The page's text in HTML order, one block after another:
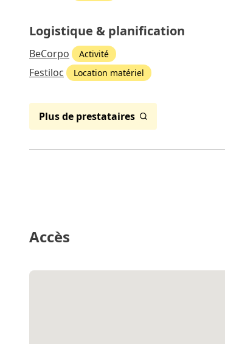
Logistique & planification
BeCorpo Activité
Festiloc Location matériel
Plus de prestataires
Accès